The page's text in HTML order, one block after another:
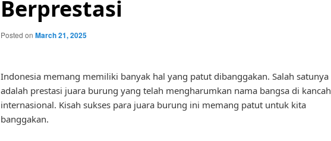
Berprestasi
Posted on March 21, 2025
Indonesia memang memiliki banyak hal yang patut dibanggakan. Salah satunya
adalah prestasi juara burung yang telah mengharumkan nama bangsa di kancah
internasional. Kisah sukses para juara burung ini memang patut untuk kita
banggakan.